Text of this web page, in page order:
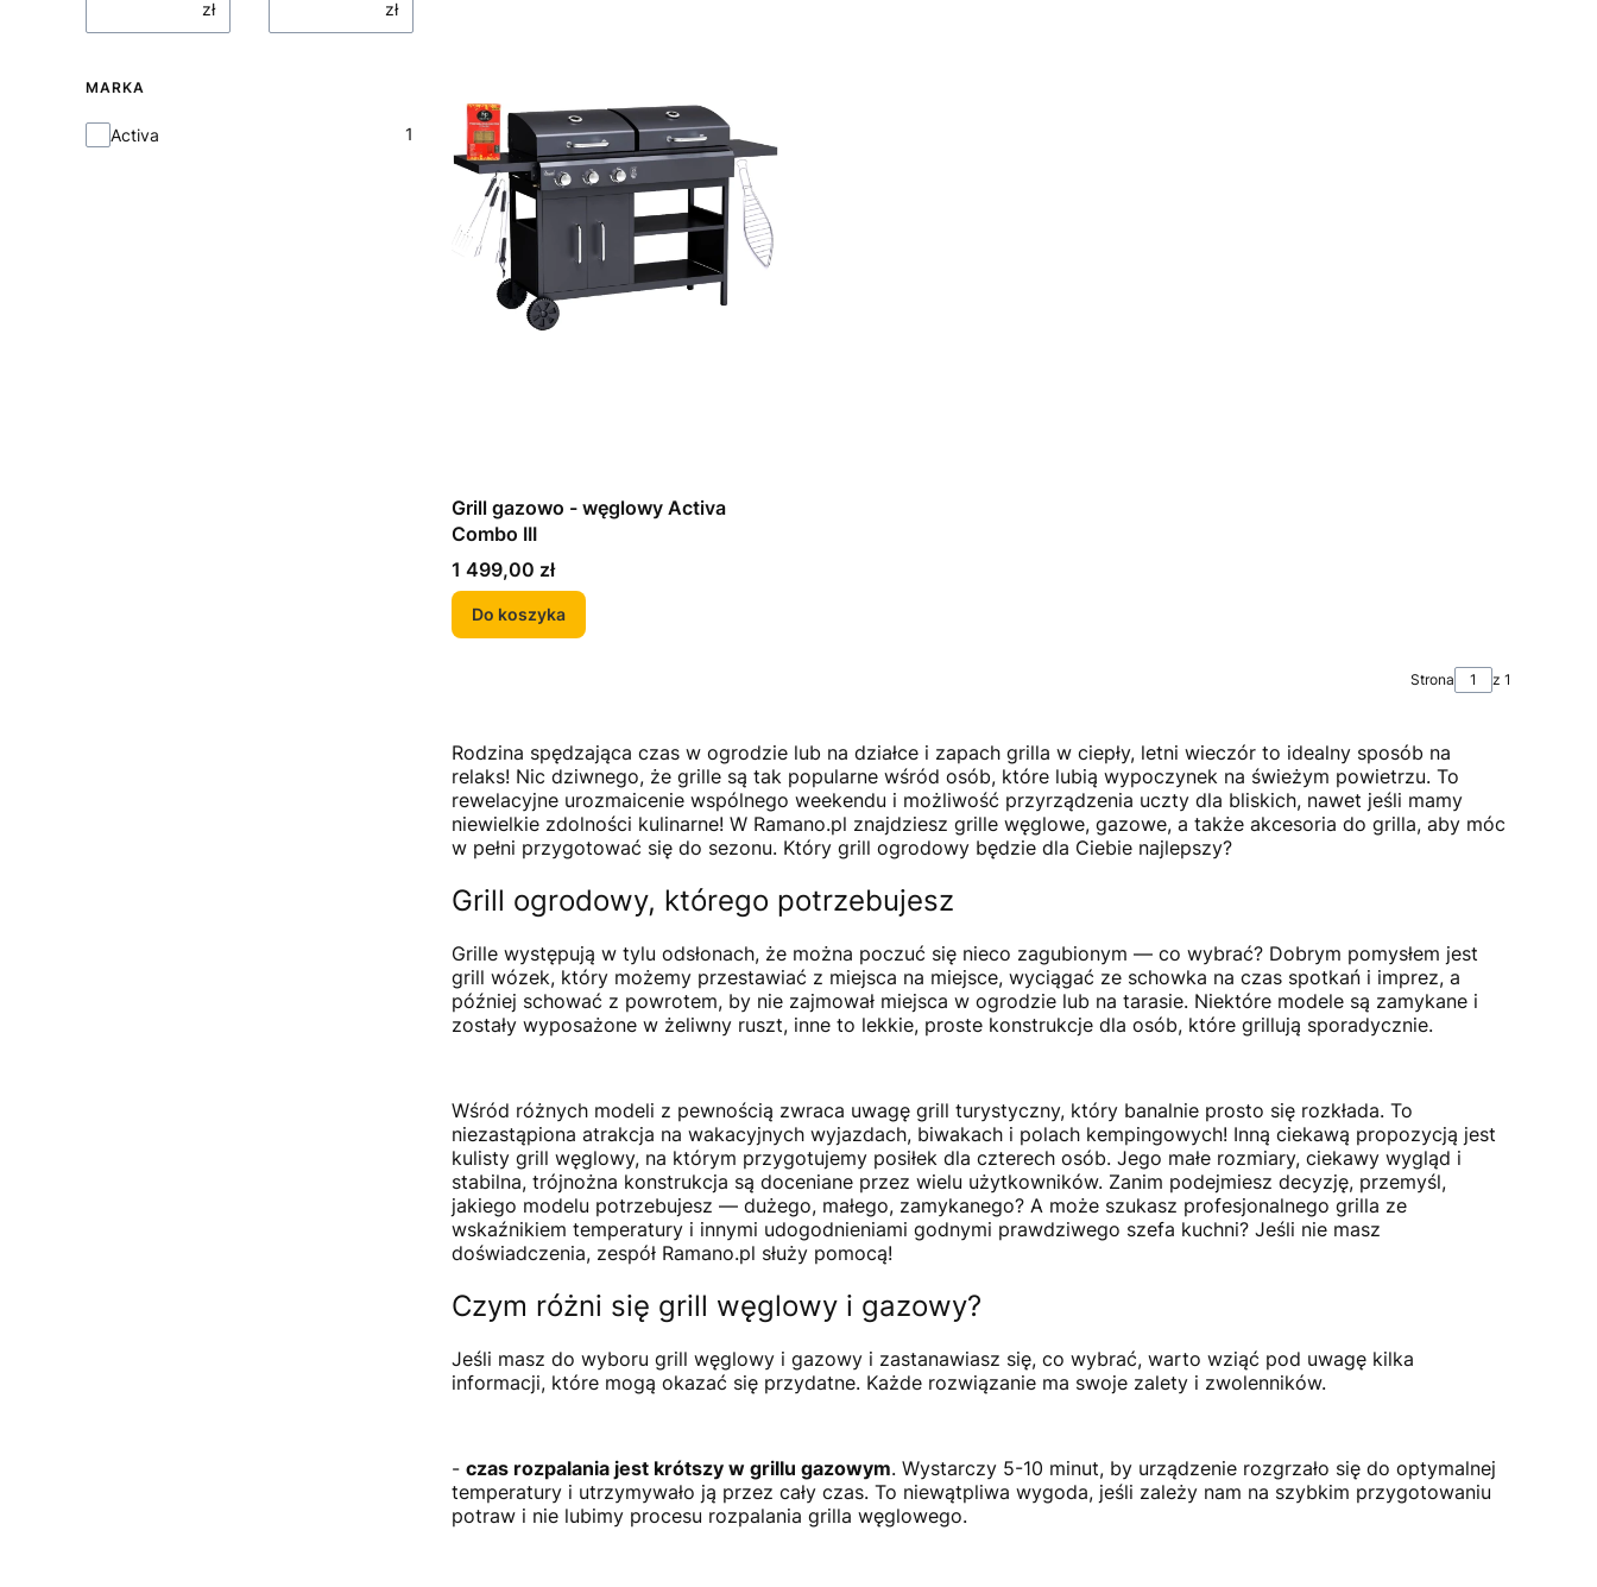
zł
zł
MARKA
Marka
Activa 1
Grill gazowo - węglowy Activa
Combo III
Cena
1 499,00 zł
Do koszyka
Strona z 1
Rodzina spędzająca czas w ogrodzie lub na działce i zapach grilla w ciepły, letni wieczór to idealny sposób na
relaks! Nic dziwnego, że grille są tak popularne wśród osób, które lubią wypoczynek na świeżym powietrzu. To
rewelacyjne urozmaicenie wspólnego weekendu i możliwość przyrządzenia uczty dla bliskich, nawet jeśli mamy
niewielkie zdolności kulinarne! W Ramano.pl znajdziesz grille węglowe, gazowe, a także akcesoria do grilla, aby móc
w pełni przygotować się do sezonu. Który grill ogrodowy będzie dla Ciebie najlepszy?
Grill ogrodowy, którego potrzebujesz
Grille występują w tylu odsłonach, że można poczuć się nieco zagubionym — co wybrać? Dobrym pomysłem jest
grill wózek, który możemy przestawiać z miejsca na miejsce, wyciągać ze schowka na czas spotkań i imprez, a
później schować z powrotem, by nie zajmował miejsca w ogrodzie lub na tarasie. Niektóre modele są zamykane i
zostały wyposażone w żeliwny ruszt, inne to lekkie, proste konstrukcje dla osób, które grillują sporadycznie.
Wśród różnych modeli z pewnością zwraca uwagę grill turystyczny, który banalnie prosto się rozkłada. To
niezastąpiona atrakcja na wakacyjnych wyjazdach, biwakach i polach kempingowych! Inną ciekawą propozycją jest
kulisty grill węglowy, na którym przygotujemy posiłek dla czterech osób. Jego małe rozmiary, ciekawy wygląd i
stabilna, trójnożna konstrukcja są doceniane przez wielu użytkowników. Zanim podejmiesz decyzję, przemyśl,
jakiego modelu potrzebujesz — dużego, małego, zamykanego? A może szukasz profesjonalnego grilla ze
wskaźnikiem temperatury i innymi udogodnieniami godnymi prawdziwego szefa kuchni? Jeśli nie masz
doświadczenia, zespół Ramano.pl służy pomocą!
Czym różni się grill węglowy i gazowy?
Jeśli masz do wyboru grill węglowy i gazowy i zastanawiasz się, co wybrać, warto wziąć pod uwagę kilka
informacji, które mogą okazać się przydatne. Każde rozwiązanie ma swoje zalety i zwolenników.
- czas rozpalania jest krótszy w grillu gazowym. Wystarczy 5-10 minut, by urządzenie rozgrzało się do optymalnej
temperatury i utrzymywało ją przez cały czas. To niewątpliwa wygoda, jeśli zależy nam na szybkim przygotowaniu
potraw i nie lubimy procesu rozpalania grilla węglowego.